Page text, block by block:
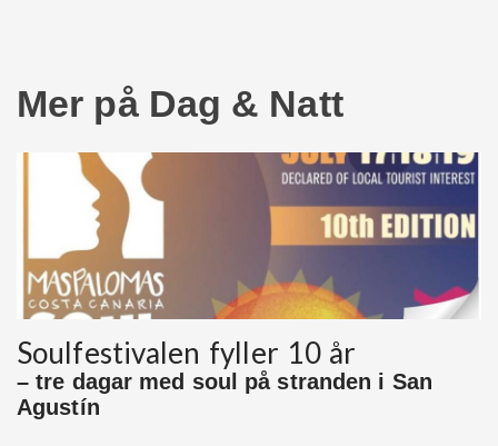
Mer på Dag & Natt
Soulfestivalen fyller 10 år
– tre dagar med soul på stranden i San
Agustín